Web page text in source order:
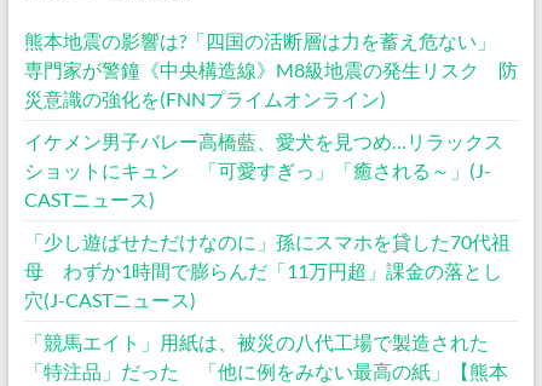
熊本地震の影響は?「四国の活断層は力を蓄え危ない」
専門家が警鐘《中央構造線》M8級地震の発生リスク 防
災意識の強化を(FNNプライムオンライン)
イケメン男子バレー高橋藍、愛犬を見つめ…リラックス
ショットにキュン 「可愛すぎっ」「癒される～」(J-
CASTニュース)
「少し遊ばせただけなのに」孫にスマホを貸した70代祖
母 わずか1時間で膨らんだ「11万円超」課金の落とし
穴(J-CASTニュース)
「競馬エイト」用紙は、被災の八代工場で製造された
「特注品」だった 「他に例をみない最高の紙」【熊本